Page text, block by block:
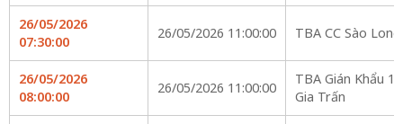
26/05/2026
07:30:00
26/05/2026 11:00:00 TBA CC Sào Long
26/05/2026
08:00:00
26/05/2026 11:00:00
TBA Gián Khẩu
Gia Trấn